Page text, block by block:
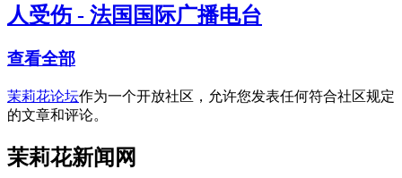
人受伤 - 法国国际广播电台
查看全部
茉莉花论坛作为一个开放社区，允许您发表任何符合社区规定
的文章和评论。
茉莉花新闻网